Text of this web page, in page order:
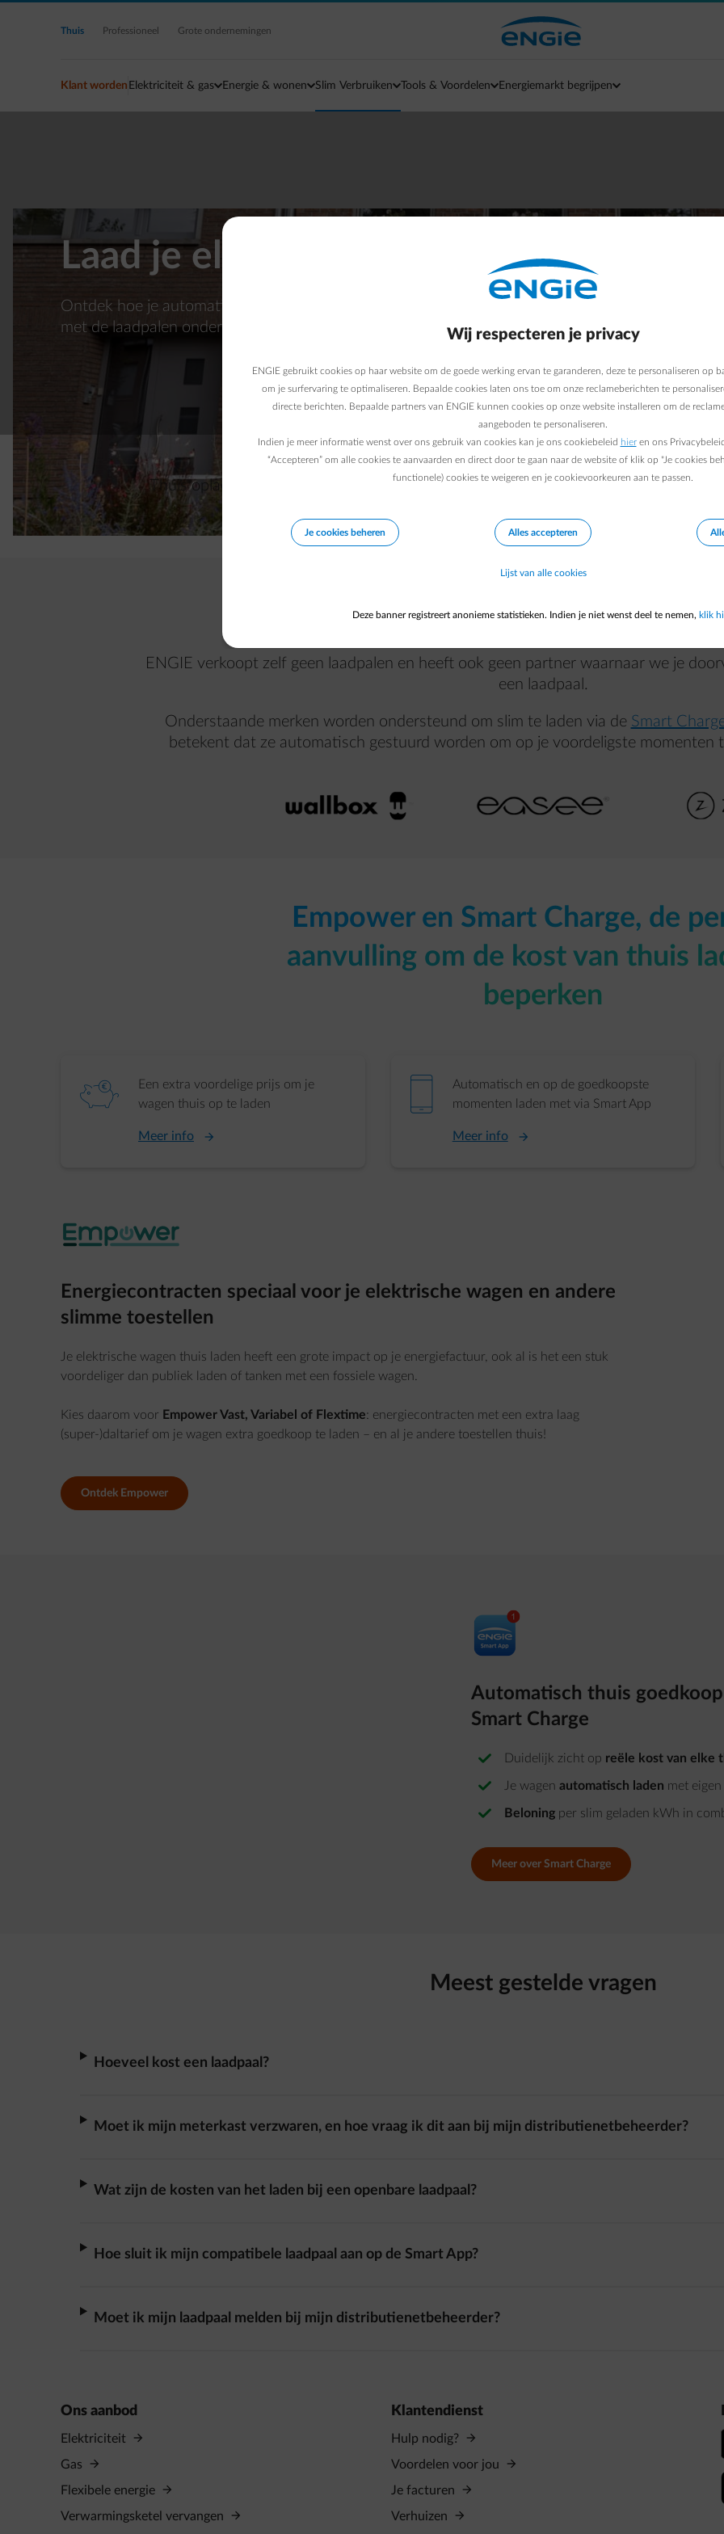
Ga naar de hoofdinhoud
Thuis Professioneel Grote ondernemingen
Klant worden Elektriciteit & gas Energie & wonen Slim Verbruiken Tools & Voordelen Energiemarkt begrijpen
Laad je elektrische wagen voordelig
Ontdek hoe je automatisch thuis goedkoop kan opladen
met de laadpalen ondertsteund om slim te laden met de ENGIE Smart App.
Thuis opladen met je eigen laadpaal is tot40% goedkoperdan publiek laden, en is
Welke laadpaal kiezen?
ENGIE verkoopt zelf geen laadpalen en heeft ook geen partner waarnaar we je
een laadpaal.
Onderstaande merken worden ondersteund om slim te laden via de Smart
betekent dat ze automatisch gestuurd worden om op je voordeligste momenten
Empower en Smart Charge, de
aanvulling om de kost van thuis
beperken
element-piggybank
Een extra voordelige prijs om je
wagen thuis op te laden
Meer info
Automatisch en op de goedkoopste
momenten laden met via Smart App
Meer info
Energiecontracten speciaal voor je elektrische wagen en andere
slimme toestellen
Je elektrische wagen thuis laden heeft een grote impact op je energiefactuur, ook al is het een stuk
voordeliger dan publiek laden of tanken met een fossiele wagen.
Kies daarom voor Empower Vast, Variabel of Flextime: energiecontracten met een extra laag
(super-)daltarief om je wagen extra goedkoop te laden – en al je andere toestellen thuis!
Ontdek Empower
Automatisch thuis
Smart Charge
Duidelijk zicht op reële kost van elke
Je wagen automatisch laden met eigen
Beloning per slim geladen kWh in
Meer over Smart Charge
Meest gestelde vragen
Hoeveel kost een laadpaal?
Moet ik mijn meterkast verzwaren, en hoe vraag ik dit aan bij mijn distributienetbeheerder?
Wat zijn de kosten van het laden bij een openbare laadpaal?
Hoe sluit ik mijn compatibele laadpaal aan op de Smart App?
Moet ik mijn laadpaal melden bij mijn distributienetbeheerder?
Ons aanbod
Elektriciteit
Gas
Flexibele energie
Verwarmingsketel vervangen
Klantendienst
Hulp nodig?
Voordelen voor jou
Je facturen
Verhuizen
Wij respecteren je privacy
ENGIE gebruikt cookies op haar website om de goede werking ervan te garanderen, deze te personaliseren op
om je surfervaring te optimaliseren. Bepaalde cookies laten ons toe om onze reclameberichten te
directe berichten. Bepaalde partners van ENGIE kunnen cookies op onze website installeren om de
aangeboden te personaliseren.
Indien je meer informatie wenst over ons gebruik van cookies kan je ons cookiebeleid hieren ons
“Accepteren” om alle cookies te aanvaarden en direct door te gaan naar de website of klik op "Je cookies
functionele) cookies te weigeren en je cookievoorkeuren aan te passen.
Je cookies beheren Alles accepteren
Lijst van alle cookies
Deze banner registreert anonieme statistieken. Indien je niet wenst deel te nemen, klik